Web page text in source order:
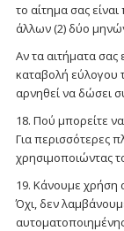
το αίτημα σας
άλλων (2) δύο
Αν τα αιτήματα
καταβολή εύλογου
αρνηθεί να δώσει
18. Πού μπορείτε
Για περισσότερες
χρησιμοποιώντας
19. Κάνουμε χρήση
Όχι, δεν